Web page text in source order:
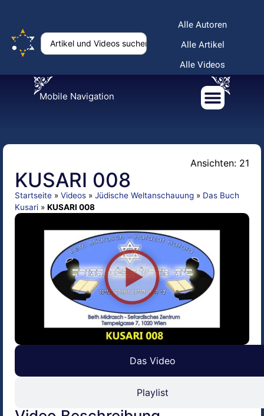
Alle Autoren
Alle Artikel
Alle Videos
Mobile Navigation
Ansichten: 21
KUSARI 008
Startseite » Videos » Jüdische Weltanschauung » Das Buch
Kusari » KUSARI 008
Das Video
Playlist